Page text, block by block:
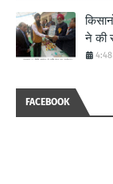
ने की
FACEBOOK